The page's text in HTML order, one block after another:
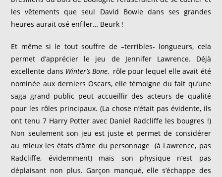
les vêtements que seul David Bowie dans ses grandes
heures aurait osé enfiler… Beurk !
Et même si le tout souffre de –terribles- longueurs, cela
permet d’apprécier le jeu de Jennifer Lawrence. Déjà
excellente dans Winter’s Bone, rôle pour lequel elle avait été
nominée aux derniers Oscars, elle témoigne du fait qu’une
saga grand public peut accueillir des acteurs de qualité
pour les rôles principaux. (La chose n’était pas évidente, ils
ont tenu 7 Harry Potter avec Daniel Radcliffe les bougres !)
Non seulement son jeu est juste et permet de considérer
au mieux les états d’âme du personnage (à Lawrence, pas
Radcliffe, évidemment) mais son physique n’est pas
déplaisant non plus. Garçon manqué, elle s’échappe des